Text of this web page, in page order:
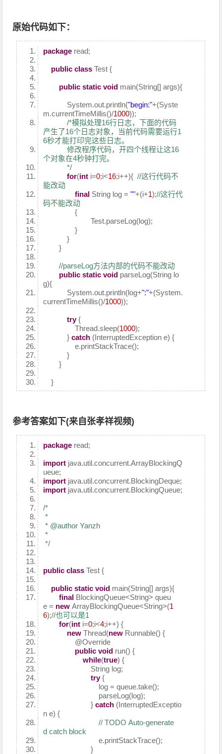
原始代码如下：
package read;
public class Test {
public static void main(String[] args){
System.out.println("begin:"+(Syste
m.currentTimeMillis()/1000));
/*模拟处理16行日志，下面的代码
产生了16个日志对象，当前代码需要运行1
6秒才能打印完这些日志。
修改程序代码，开四个线程让这16
个对象在4秒钟打完。
*/
for(int i=0;i<16;i++){//这行代码不
能改动
final String log =""+(i+1);//这行代
码不能改动
{
Test.parseLog(log);
}
}
}
//parseLog方法内部的代码不能改动
public static void parseLog(String lo
g){
System.out.println(log+":"+(System.
currentTimeMillis()/1000));
try{
Thread.sleep(1000);
}catch (InterruptedException e) {
e.printStackTrace();
}
}
}
参考答案如下(来自张孝祥视频)
package read;
import java.util.concurrent.ArrayBlockingQ
ueue;
import java.util.concurrent.BlockingDeque;
import java.util.concurrent.BlockingQueue;
/*
*
* @author Yanzh
*
*/
public class Test {
public static void main(String[] args){
final BlockingQueue<String> queu
e = new ArrayBlockingQueue<String>(1
6);//也可以是1
for(int i=0;i<4;i++) {
new Thread(new Runnable() {
@Override
public void run() {
while(true) {
String log;
try{
log = queue.take();
parseLog(log);
}catch (InterruptedExceptio
n e) {
// TODO Auto-generate
d catch block
e.printStackTrace();
}